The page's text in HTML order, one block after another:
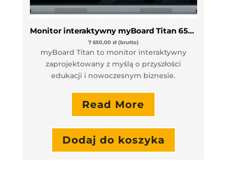
Monitor interaktywny myBoard Titan 65″ VAT 0%
7 650,00 zł (brutto)
myBoard Titan to monitor interaktywny
zaprojektowany z myślą o przyszłości
edukacji i nowoczesnym biznesie.
Read More
Dodaj do koszyka